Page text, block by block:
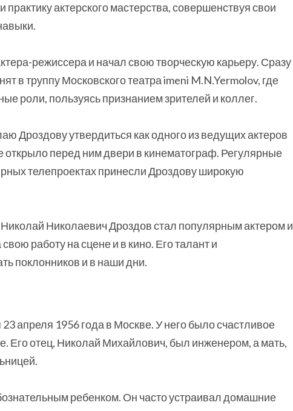
актерского мастерства, совершенствуя свои
режиссера и начал свою творческую карьеру. Сразу
в труппу Московского театра imeni M.N.Yermolov, где
роли, пользуясь признанием зрителей и коллег.
Дроздову утвердиться как одного из ведущих актеров
открыло перед ним двери в кинематограф. Регулярные
телепроектах принесли Дроздову широкую
Николаевич Дроздов стал популярным актером и
работу на сцене и в кино. Его талант и
поклонников и в наши дни.
апреля 1956 года в Москве. У него было счастливое
Его отец, Николай Михайлович, был инженером, а мать,
ребенком. Он часто устраивал домашние